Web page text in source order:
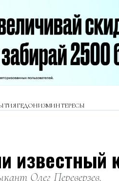
ГЕДОНИЗМИНТЕРЕСЫ
Олег Переверзев.